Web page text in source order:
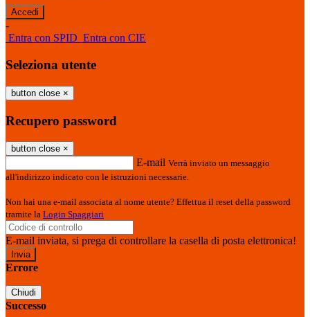
-
Entra con SPID Entra con CIE
Seleziona utente
button close ×
Recupero password
button close ×
E-mail Verrà inviato un messaggio
all'indirizzo indicato con le istruzioni necessarie.
Non hai una e-mail associata al nome utente? Effettua il reset della password
tramite la Login Spaggiari
E-mail inviata, si prega di controllare la casella di posta elettronica!
Errore
Chiudi
Successo